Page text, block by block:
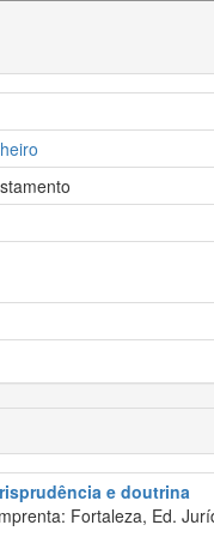
e doutrina
Fortaleza, Ed.